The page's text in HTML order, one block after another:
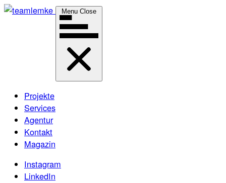
Menu Close
Projekte
Services
Agentur
Kontakt
Magazin
Instagram
LinkedIn